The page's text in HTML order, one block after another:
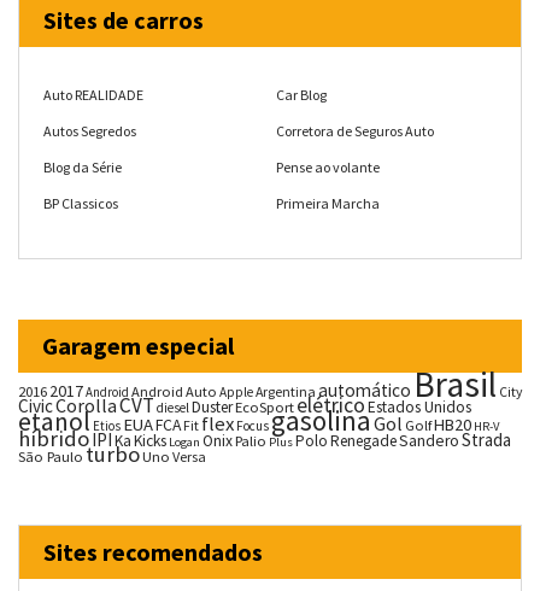
Sites de carros
Auto REALIDADE
Autos Segredos
Blog da Série
BP Classicos
Car Blog
Corretora de Seguros Auto
Pense ao volante
Primeira Marcha
Garagem especial
20162017Android Android Auto AppleArgentina automáticoBrasil City
CivicCorollaCVTdieselDusterEcoSportelétricoEstados Unidos
etanol Etios EUAFCA Fit flex FocusgasolinaGol GolfHB20 HR-V
híbridoIPIKaKicks Logan OnixPalio PlusPoloRenegadeSanderoStrada
São Paulo turboUno Versa
Sites recomendados